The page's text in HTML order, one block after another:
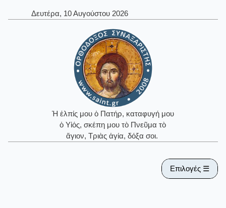
Δευτέρα, 10 Αυγούστου 2026
Ἡ ἐλπίς μου ὁ Πατήρ, καταφυγή μου
ὁ Υἱός, σκέπη μου τὸ Πνεῦμα τὸ
ἅγιον, Τριὰς ἁγία, δόξα σοι.
Επιλογές ☰